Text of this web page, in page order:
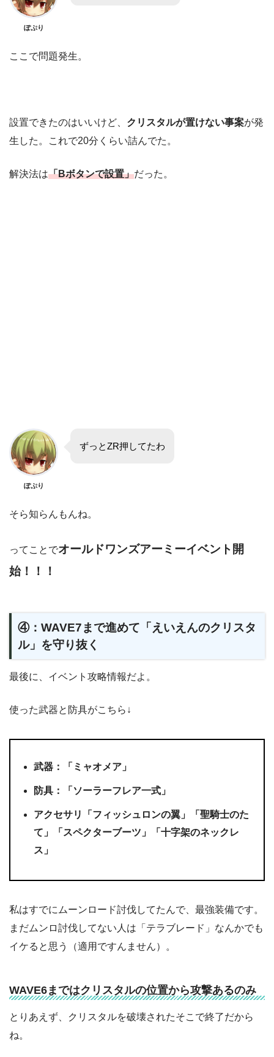
ぽぷり
ここで問題発生。
設置できたのはいいけど、 クリスタルが置けない事案が発
生した。これで20分くらい詰んでた。
解決法は「Bボタンで設置」だった。
ぽぷり
ずっとZR押してたわ
そら知らんもんね。
ってことでオールドワンズアーミーイベント開
始！！！
④：WAVE7まで進めて「えいえんのクリスタ
ル」を守り抜く
最後に、イベント攻略情報だよ。
使った武器と防具がこちら↓
武器：「ミャオメア」
防具：「ソーラーフレア一式」
アクセサリ「フィッシュロンの翼」「聖騎士のた
て」「スペクターブーツ」「十字架のネックレ
ス」
私はすでにムーンロード討伐してたんで、最強装備です。
まだムンロ討伐してない人は「テラブレード」なんかでも
イケると思う（適用ですんません）。
WAVE6まではクリスタルの位置から攻撃あるのみ
とりあえず、クリスタルを破壊されたそこで終了だから
ね。